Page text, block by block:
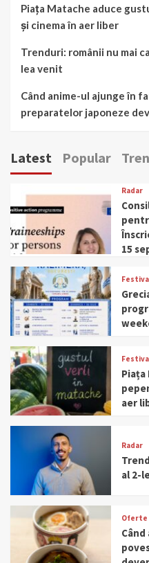
Piața Matache aduce
și cinema în aer liber
Trenduri: românii nu mai
lea venit
Când anime-ul ajunge în
preparatelor japoneze
Latest Popular
Radar
15
Piața
aer
Radar
al 2-
Oferte